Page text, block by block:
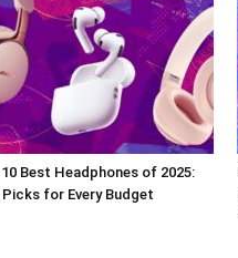
Best Headphones of 2025:
Picks for Every Budget